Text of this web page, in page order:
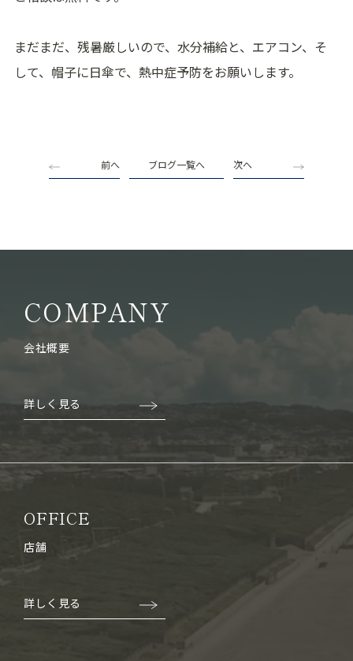
まだまだ、残暑厳しいので、水分補給と、エアコン、そ
して、帽子に日傘で、熱中症予防をお願いします。
前へ ブログ一覧へ 次へ
COMPANY
会社概要
詳しく見る
OFFICE
店舗
詳しく見る